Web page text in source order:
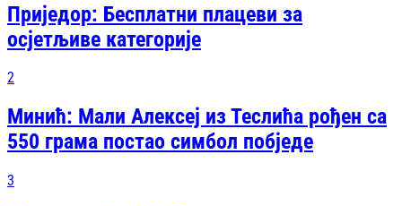
Приједор: Бесплатни плацеви за
осјетљиве категорије
2
Минић: Мали Алексеј из Теслића рођен са
550 грама постао симбол побједе
3